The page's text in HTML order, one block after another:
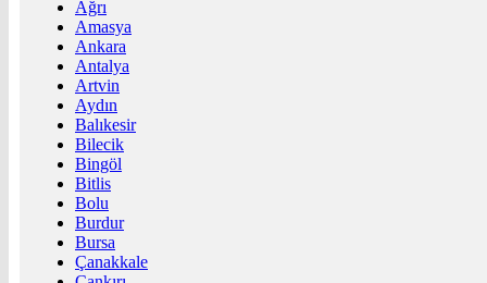
Ağrı
Amasya
Ankara
Antalya
Artvin
Aydın
Balıkesir
Bilecik
Bingöl
Bitlis
Bolu
Burdur
Bursa
Çanakkale